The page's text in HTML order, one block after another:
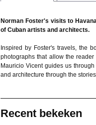
Norman Foster's visits to
of Cuban artists and architects.
Inspired by Foster's travels, the
photographs that allow the
Mauricio Vicent guides us
and architecture through the
Recent bekeken